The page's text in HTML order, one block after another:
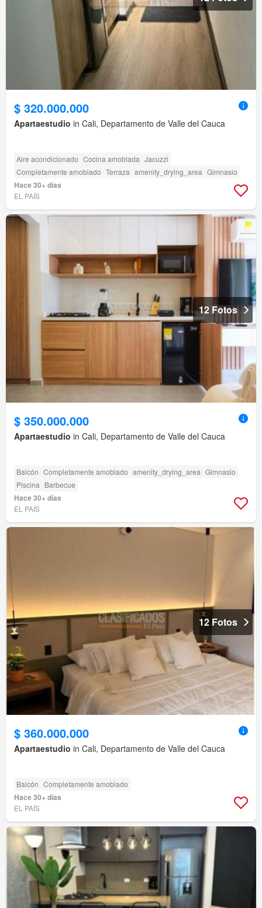
$ 320.000.000
Apartaestudio in Cali, Departamento de Valle del Cauca
Aire acondicionado Cocina amoblada Jacuzzi
Completamente amoblado Terraza amenity_drying_area Gimnasio
Hace 30+ días
EL PAÍS
12 Fotos
$ 350.000.000
Apartaestudio in Cali, Departamento de Valle del Cauca
Balcón Completamente amoblado amenity_drying_area Gimnasio
Piscina Barbecue
Hace 30+ días
EL PAÍS
12 Fotos
$ 360.000.000
Apartaestudio in Cali, Departamento de Valle del Cauca
Balcón Completamente amoblado
Hace 30+ días
EL PAÍS